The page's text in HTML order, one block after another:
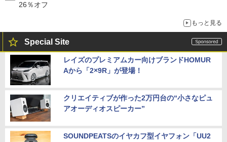
26％オフ
もっと見る
Special Site
レイズのプレミアムカー向けブランドHOMUR
Aから「2×9R」が登場！
クリエイティブが作った2万円台の“小さなピュ
アオーディオスピーカー”
SOUNDPEATSのイヤカフ型イヤフォン「UU2